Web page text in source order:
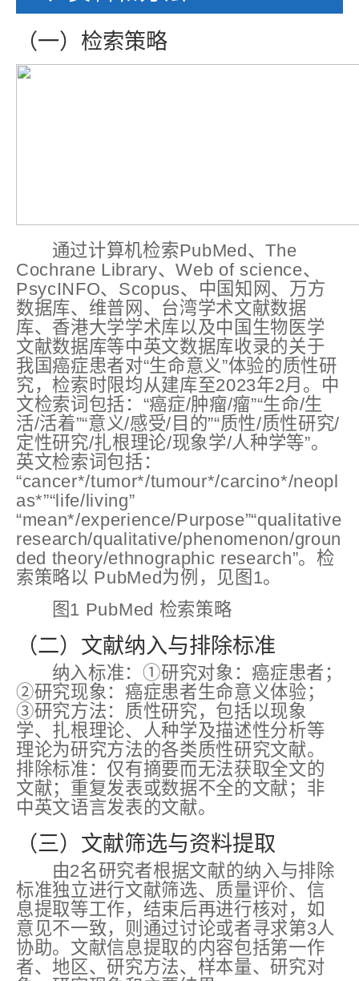
（一）检索策略
通过计算机检索PubMed、The
Cochrane Library、Web of science、
PsycINFO、Scopus、中国知网、万方
数据库、维普网、台湾学术文献数据
库、香港大学学术库以及中国生物医学
文献数据库等中英文数据库收录的关于
我国癌症患者对“生命意义”体验的质性研
究，检索时限均从建库至2023年2月。中
文检索词包括：“癌症/肿瘤/瘤”“生命/生
活/活着”“意义/感受/目的”“质性/质性研究/
定性研究/扎根理论/现象学/人种学等”。
英文检索词包括：
“cancer*/tumor*/tumour*/carcino*/neopl
as*”“life/living”
“mean*/experience/Purpose”“qualitative
research/qualitative/phenomenon/groun
ded theory/ethnographic research”。检
索策略以 PubMed为例，见图1。
图1 PubMed 检索策略
（二）文献纳入与排除标准
纳入标准：①研究对象：癌症患者；
②研究现象：癌症患者生命意义体验；
③研究方法：质性研究，包括以现象
学、扎根理论、人种学及描述性分析等
理论为研究方法的各类质性研究文献。
排除标准：仅有摘要而无法获取全文的
文献；重复发表或数据不全的文献；非
中英文语言发表的文献。
（三）文献筛选与资料提取
由2名研究者根据文献的纳入与排除
标准独立进行文献筛选、质量评价、信
息提取等工作，结束后再进行核对，如
意见不一致，则通过讨论或者寻求第3人
协助。文献信息提取的内容包括第一作
者、地区、研究方法、样本量、研究对